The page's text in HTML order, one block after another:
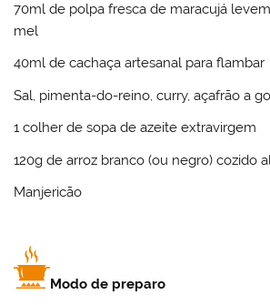
70ml de polpa fresca de maracujá
mel
40ml de cachaça artesanal para flambar
Sal, pimenta-do-reino, curry, açafrão a
1 colher de sopa de azeite extravirgem
120g de arroz branco (ou negro) cozido
Manjericão
Modo de preparo